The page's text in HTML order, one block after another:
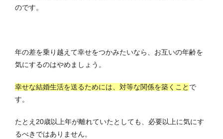
のです。
年の差を乗り越えて幸せをつかみたいなら、お互いの年齢を
気にするのはやめましょう。
幸せな結婚生活を送るためには、対等な関係を築くこと で
す。
たとえ20歳以上年が離れていたとしても、必要以上に気にす
るべきではありません。